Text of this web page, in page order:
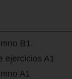
B1.
ejercicios A1
A1